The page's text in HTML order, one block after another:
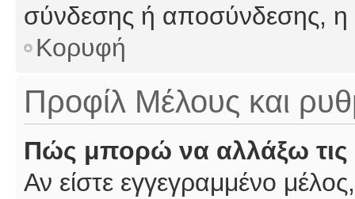
σύνδεσης ή αποσύνδεσης, η
Κορυφή
Προφίλ Μέλους και
Πώς μπορώ να αλλάξω τις
Αν είστε εγγεγραμμένο